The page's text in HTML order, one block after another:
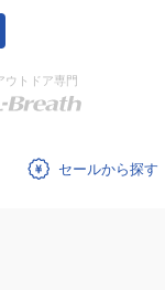
ウトドア専門
セール